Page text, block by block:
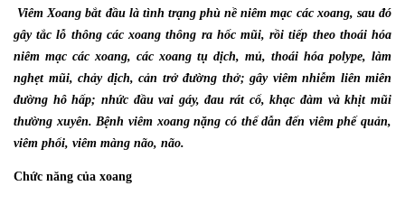
Viêm Xoang bắt đầu là tình trạng phù nề niêm mạc các xoang, sau đó
gây tắc lỗ thông các xoang thông ra hốc mũi, rồi tiếp theo thoái hóa
niêm mạc các xoang, các xoang tụ dịch, mủ, thoái hóa polype, làm
nghẹt mũi, chảy dịch, cản trở đường thở; gây viêm nhiễm liên miên
đường hô hấp; nhức đầu vai gáy, đau rát cổ, khạc đàm và khịt mũi
thường xuyên. Bệnh viêm xoang nặng có thể dẫn đến viêm phế quản,
viêm phổi, viêm màng não, não.
Chức năng của xoang